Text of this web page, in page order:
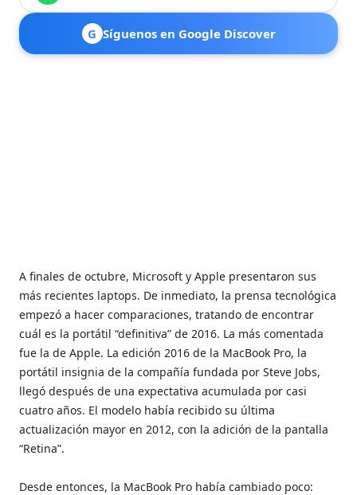
G Síguenos en Google Discover
A finales de octubre, Microsoft y Apple presentaron sus
más recientes laptops. De inmediato, la prensa tecnológica
empezó a hacer comparaciones, tratando de encontrar
cuál es la portátil “definitiva” de 2016. La más comentada
fue la de Apple. La edición 2016 de la MacBook Pro, la
portátil insignia de la compañía fundada por Steve Jobs,
llegó después de una expectativa acumulada por casi
cuatro años. El modelo había recibido su última
actualización mayor en 2012, con la adición de la pantalla
“Retina”.
Desde entonces, la MacBook Pro había cambiado poco: